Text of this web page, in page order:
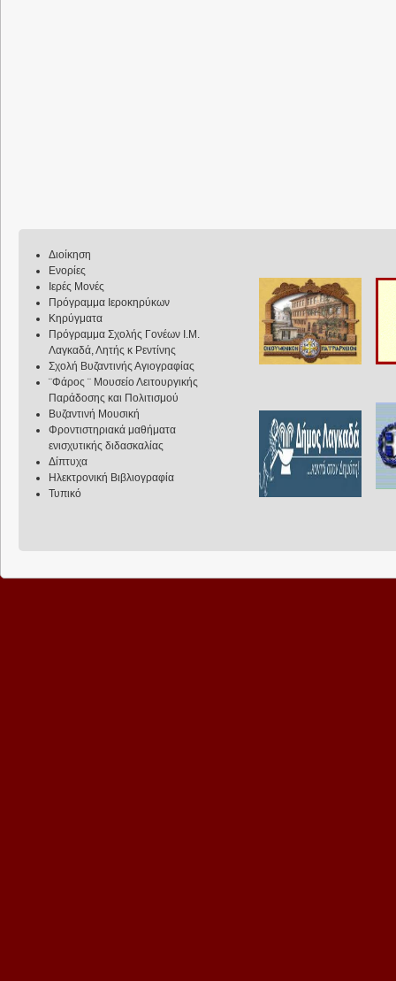
Διοίκηση
Ενορίες
Ιερές Μονές
Πρόγραμμα Ιεροκηρύκων
Κηρύγματα
Πρόγραμμα Σχολής Γονέων Ι.Μ.
Λαγκαδά, Λητής κ Ρεντίνης
Σχολή Βυζαντινής Αγιογραφίας
¨Φάρος ¨ Μουσείο Λειτουργικής
Παράδοσης και Πολιτισμού
Βυζαντινή Μουσική
Φροντιστηριακά μαθήματα
ενισχυτικής διδασκαλίας
Δίπτυχα
Ηλεκτρονική Βιβλιογραφία
Τυπικό